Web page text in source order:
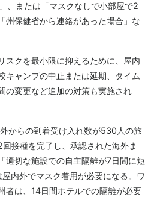
、または「マスクなしで小部屋で2
州保健省から連絡があった場合」な
スクを最小限に抑えるために、屋内
キャンプの中止または延期、タイム
の変更など追加の対策も実施され
からの到着受け入れ数が530人の旅
接種を完了し、承認された海外ま
適切な施設での自主隔離が7日間に短
内外でマスク着用が必要になる。ワ
者は、14日間ホテルでの隔離が必要